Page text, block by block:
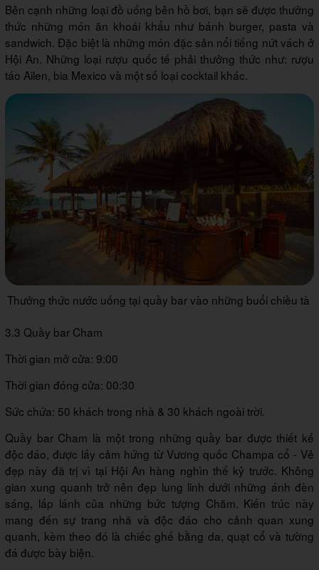
Bên cạnh những loại đồ uống bên hồ bơi, bạn sẽ được thưởng
thức những món ăn khoái khẩu như bánh burger, pasta và
sandwich. Đặc biệt là những món đặc sản nổi tiếng nứt vách ở
Hội An. Những loại rượu quốc tế phải thưởng thức như: rượu
táo Ailen, bia Mexico và một số loại cocktail khác.
Thưởng thức nước uống tại quầy bar vào những buổi chiều tà
3.3 Quầy bar Cham
Thời gian mở cửa: 9:00
Thời gian đóng cửa: 00:30
Sức chứa: 50 khách trong nhà & 30 khách ngoài trời.
Quầy bar Cham là một trong những quầy bar được thiết kế
độc đáo, được lấy cảm hứng từ Vương quốc Champa cổ - Vẻ
đẹp này đã trị vì tại Hội An hàng nghìn thế kỷ trước. Không
gian xung quanh trở nên đẹp lung linh dưới những ánh đèn
sáng, lấp lánh của những bức tượng Chăm. Kiến trúc này
mang đến sự trang nhã và độc đáo cho cảnh quan xung
quanh, kèm theo đó là chiếc ghế bằng da, quạt cổ và tường
đá được bày biện.